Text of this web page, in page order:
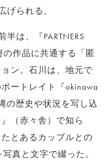
げられる。
は、『PARTNERS
作品に共通する「匿
ン。石川は、地元で
ートレイト『okinawa
の歴史や状況を写し込
（赤々舎）で知ら
とあるカップルとの
真と文字で綴った。